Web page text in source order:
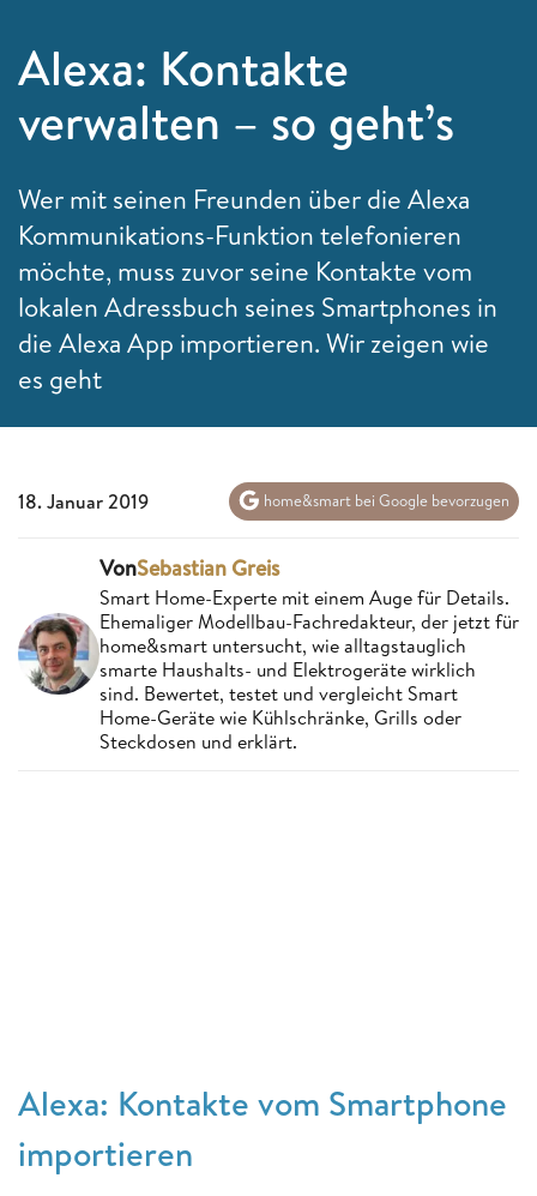
Alexa: Kontakte
verwalten – so geht’s
Wer mit seinen Freunden über die Alexa
Kommunikations-Funktion telefonieren
möchte, muss zuvor seine Kontakte vom
lokalen Adressbuch seines Smartphones in
die Alexa App importieren. Wir zeigen wie
es geht
18. Januar 2019 home&smart bei Google bevorzugen
VonSebastian Greis
Smart Home-Experte mit einem Auge für Details.
Ehemaliger Modellbau-Fachredakteur, der jetzt für
home&smart untersucht, wie alltagstauglich
smarte Haushalts- und Elektrogeräte wirklich
sind. Bewertet, testet und vergleicht Smart
Home-Geräte wie Kühlschränke, Grills oder
Steckdosen und erklärt.
Alexa: Kontakte vom Smartphone
importieren